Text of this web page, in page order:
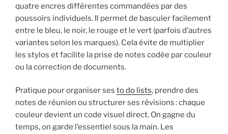
quatre encres différentes commandées par des
poussoirs individuels. Il permet de basculer facilement
entre le bleu, le noir, le rouge et le vert (parfois d’autres
variantes selon les marques). Cela évite de multiplier
les stylos et facilite la prise de notes codée par couleur
ou la correction de documents.
Pratique pour organiser ses to do lists, prendre des
notes de réunion ou structurer ses révisions : chaque
couleur devient un code visuel direct. On gagne du
temps, on garde l’essentiel sous la main. Les